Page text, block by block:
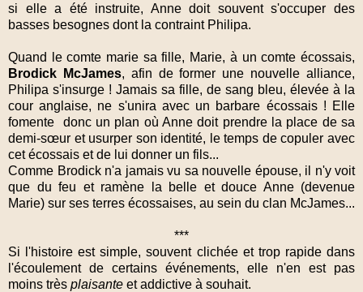
si elle a été instruite, Anne doit souvent s'occuper des
basses besognes dont la contraint Philipa.
Quand le comte marie sa fille, Marie, à un comte écossais,
Brodick McJames, afin de former une nouvelle alliance,
Philipa s'insurge ! Jamais sa fille, de sang bleu, élevée à la
cour anglaise, ne s'unira avec un barbare écossais ! Elle
fomente donc un plan où Anne doit prendre la place de sa
demi-sœur et usurper son identité, le temps de copuler avec
cet écossais et de lui donner un fils...
Comme Brodick n'a jamais vu sa nouvelle épouse, il n'y voit
que du feu et ramène la belle et douce Anne (devenue
Marie) sur ses terres écossaises, au sein du clan McJames...
***
Si l'histoire est simple, souvent clichée et trop rapide dans
l'écoulement de certains événements, elle n'en est pas
moins très plaisante et addictive à souhait.